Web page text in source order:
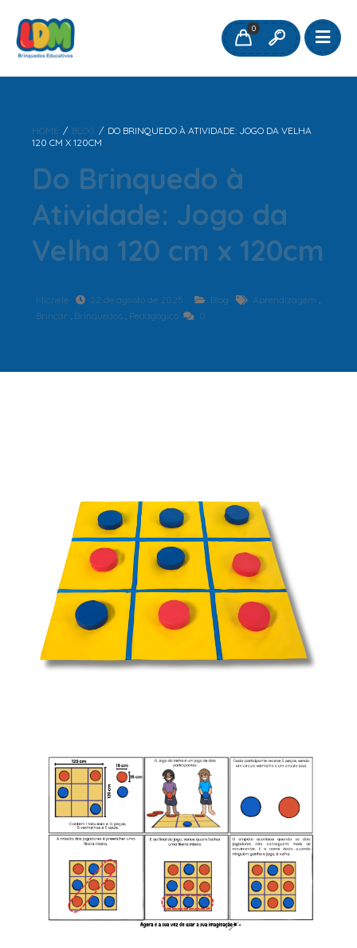
0
HOME / BLOG / DO BRINQUEDO À ATIVIDADE: JOGO DA VELHA
120 CM X 120CM
Do Brinquedo à
Atividade: Jogo da
Velha 120 cm x 120cm
Michele 22 de agosto de 2025 Blog Aprendizagem ,
Brincar , Brinquedos , Pedagógico 0